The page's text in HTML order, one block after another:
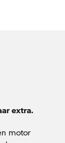
extra.
motor